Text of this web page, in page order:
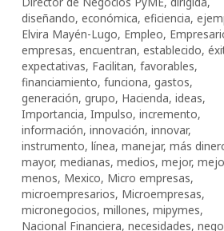
diseñando, económica, eficiencia,
Elvira Mayén-Lugo, Empleo,
empresas, encuentran, establecido,
expectativas, Facilitan, favorables,
financiamiento, funciona, gastos,
generación, grupo, Hacienda, ideas,
Importancia, Impulso, incremento,
información, innovación, innovar,
instrumento, línea, manejar, más
mayor, medianas, medios, mejor,
menos, Mexico, Micro empresas,
microempresarios, Microempresas,
micronegocios, millones, mipymes,
Nacional Financiera, necesidades,